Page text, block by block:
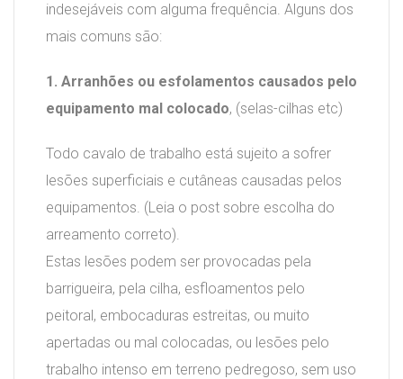
indesejáveis com alguma frequência. Alguns dos
mais comuns são:
1. Arranhões ou esfolamentos causados pelo
equipamento mal colocado, (selas-cilhas etc)
Todo cavalo de trabalho está sujeito a sofrer
lesões superficiais e cutâneas causadas pelos
equipamentos. (Leia o post sobre escolha do
arreamento correto).
Estas lesões podem ser provocadas pela
barrigueira, pela cilha, esfloamentos pelo
peitoral, embocaduras estreitas, ou muito
apertadas ou mal colocadas, ou lesões pelo
trabalho intenso em terreno pedregoso, sem uso